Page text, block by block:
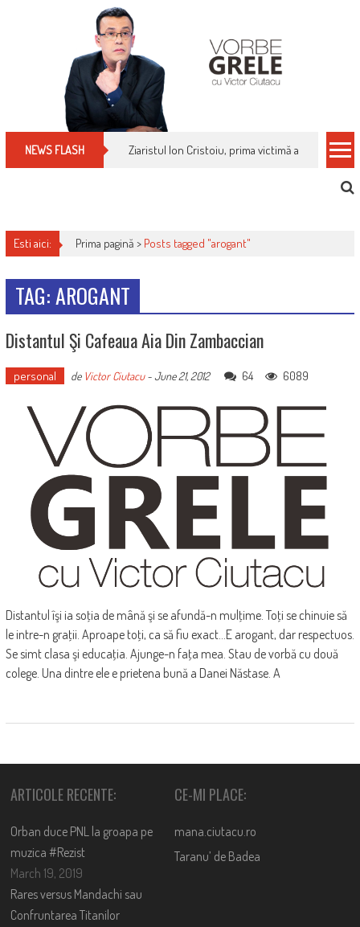
NEWS FLASH Ziaristul Ion Cristoiu, prima victimă a noi
Esti aici: Prima pagină > Posts tagged "arogant"
TAG: AROGANT
Distantul Şi Cafeaua Aia Din Zambaccian
personal de Victor Ciutacu-June 21, 2012 64 6089
Distantul îşi ia soţia de mână şi se afundă-n mulţime. Toţi se chinuie să
le intre-n graţii. Aproape toţi, ca să fiu exact...E arogant, dar respectuos.
Se simt clasa şi educaţia. Ajunge-n faţa mea. Stau de vorbă cu două
colege. Una dintre ele e prietena bună a Danei Năstase. A
ARTICOLE RECENTE:
Orban duce PNL la groapa pe
muzica #Rezist
March 19, 2019
Rares versus Mandachi sau
Confruntarea Titanilor
CE-MI PLACE:
mana.ciutacu.ro
Taranu’ de Badea